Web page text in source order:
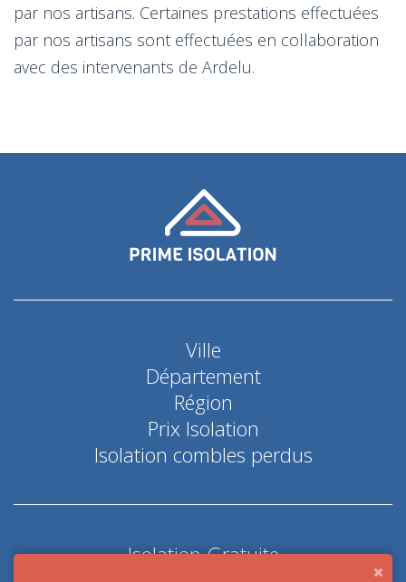
par nos artisans. Certaines prestations effectuées
par nos artisans sont effectuées en collaboration
avec des intervenants de Ardelu.
Ville
Département
Région
Prix Isolation
Isolation combles perdus
Isolation Gratuite